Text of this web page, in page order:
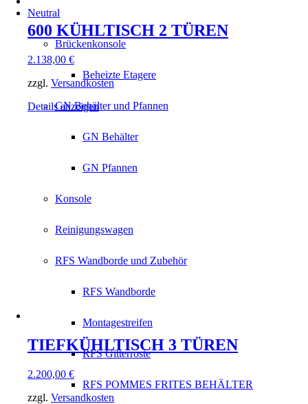
Neutral
Brückenkonsole
Beheizte Etagere
GN Behälter und Pfannen
GN Behälter
GN Pfannen
Konsole
Reinigungswagen
RFS Wandborde und Zubehör
RFS Wandborde
Montagestreifen
RFS Gitterroste
RFS POMMES FRITES BEHÄLTER
600 KÜHLTISCH 2 TÜREN
2.138,00 €
zzgl. Versandkosten
Details anzeigen
TIEFKÜHLTISCH 3 TÜREN
2.200,00 €
zzgl. Versandkosten